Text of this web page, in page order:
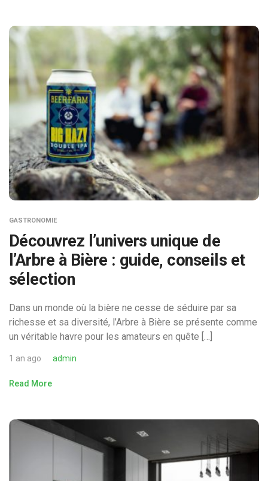
GASTRONOMIE
Découvrez l’univers unique de
l’Arbre à Bière : guide, conseils et
sélection
Dans un monde où la bière ne cesse de séduire par sa
richesse et sa diversité, l’Arbre à Bière se présente comme
un véritable havre pour les amateurs en quête […]
1 an ago admin
Read More